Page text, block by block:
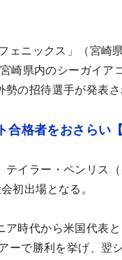
ェニックス」（宮崎
崎県内のシーガイア
の招待選手が発表さ
格者をおさらい【
イラー・ペンリス
初出場となる。
時代から米国代表
ーで勝利を挙げ、翌